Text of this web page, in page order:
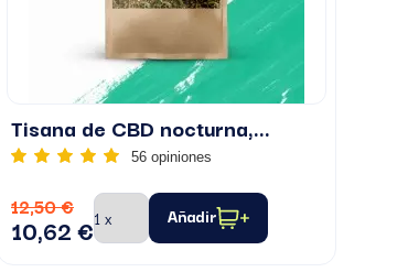
Tisana de CBD nocturna,...
56 opiniones
12,50 €
10,62 € Añadir